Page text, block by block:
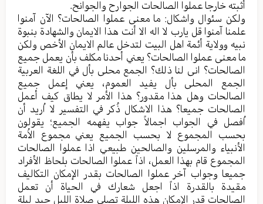
أثبته خارجا عملوا الصالحات الجوارح والجوانح.
ولکن سئوال واشکال: ما معنی عملوا الصالحات؟ الآن آمنوا
علمنا آمنوا قل یارب لا اله الا أنت هذا الایمان والشهادة بنبوة
نبیه وولایة أئمة اهل البیت لتدخل عالم الایمان الأخص ولکن
ما معنی عملوا الصالحات؟ یعني أحدنا مکلف بأن یعمل جمیع
الصالحات؟ انی لنا ذلك؟ الجمع محلی بأل في اللغة العربية
الجمع المحلی بأل یفید العموم، یعني إعمل جمیع
الصالحات وهل هذا مقدور؟ هذا الأمر لا یطاق کیف أعمل
الصالحات جمیعا؟ هذا الاشکال ذُکر في التفسیر لا اُرید أن
اُفصل في الجواب اجمالاً جواب یفهمه الجمیع؛ یقولون
بحسب المجموع لا بحسب الجمیع یعني مجموع الاُمة
الأنبیاء والمرسلین والصالحین طبیعي اذا عملوا الصالحات
المجموع قام بهذا العمل، اذاً عملوا الصالحات بلحاظ الأفراد
جمیعا وجواب آخر عملوا الصالحات بقدر الإمکان التکالیف
مقیدة بالقدرة اذاً اجعل شعارك في الحیاة أن تعمل
الصالحات قدر الإمکان هذه اللیلة تصلي صلاة اللیل جید لیلة